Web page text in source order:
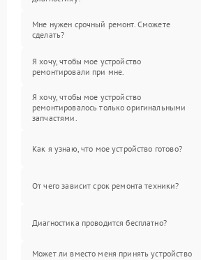
Мне нужен срочный ремонт. Сможете
сделать?
Я хочу, чтобы мое устройство
ремонтировали при мне.
Я хочу, чтобы мое устройство
ремонтировалось только оригинальными
запчастями.
Как я узнаю, что мое устройство готово?
От чего зависит срок ремонта техники?
Диагностика проводится бесплатно?
Может ли вместо меня принять устройство